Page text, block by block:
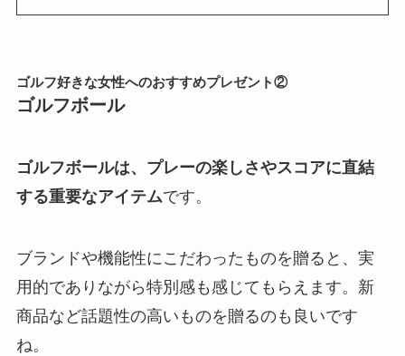
ゴルフ好きな女性へのおすすめプレゼント②
ゴルフボール
ゴルフボールは、プレーの楽しさやスコアに直結
する重要なアイテムです。
ブランドや機能性にこだわったものを贈ると、実
用的でありながら特別感も感じてもらえます。新
商品など話題性の高いものを贈るのも良いです
ね。